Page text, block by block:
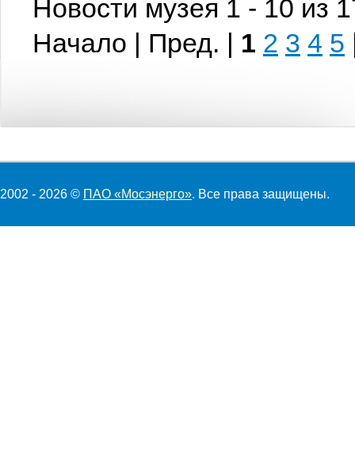
Новости музея 1 - 10 из
Начало | Пред. | 1 2 3 4 5
2002 - 2026 © ПАО «Мосэнерго». Все права защищены.